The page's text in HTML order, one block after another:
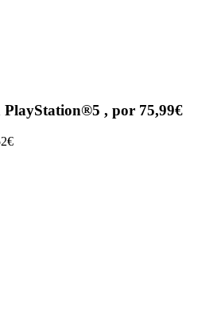
PlayStation®5 , por 75,99€